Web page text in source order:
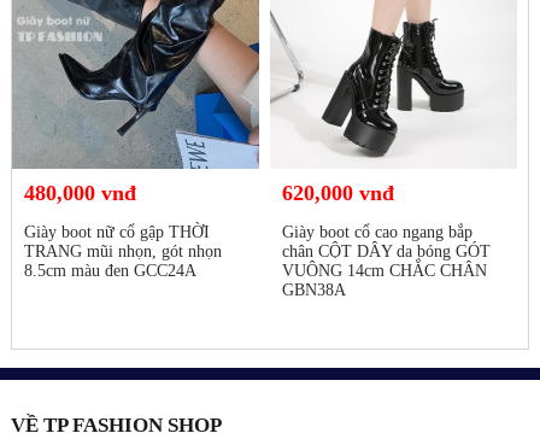
480,000 vnđ
Giày boot nữ cổ gập THỜI
TRANG mũi nhọn, gót nhọn
8.5cm màu đen GCC24A
620,000 vnđ
Giày boot cổ cao ngang bắp
chân CỘT DÂY da bóng GÓT
VUÔNG 14cm CHẮC CHÂN
GBN38A
VỀ TP FASHION SHOP